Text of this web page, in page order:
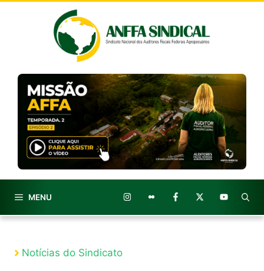
MENU
Notícias do Sindicato